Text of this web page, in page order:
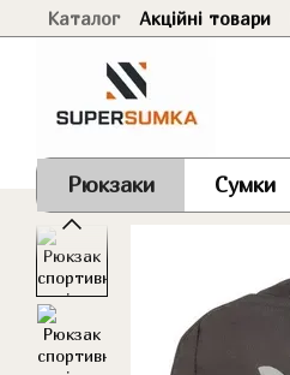
Перейти до основного контенту
Каталог Акційні товари
Рюкзаки Сумки